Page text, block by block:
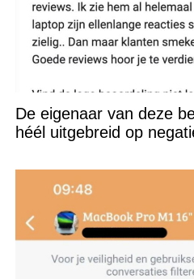
De eigenaar van deze
héél uitgebreid op